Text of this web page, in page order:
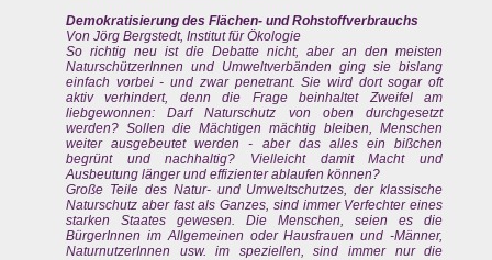
Demokratisierung des Flächen- und Rohstoffverbrauchs
Von Jörg Bergstedt, Institut für Ökologie
So richtig neu ist die Debatte nicht, aber an den meisten
NaturschützerInnen und Umweltverbänden ging sie bislang
einfach vorbei - und zwar penetrant. Sie wird dort sogar oft
aktiv verhindert, denn die Frage beinhaltet Zweifel am
liebgewonnen: Darf Naturschutz von oben durchgesetzt
werden? Sollen die Mächtigen mächtig bleiben, Menschen
weiter ausgebeutet werden - aber das alles ein bißchen
begrünt und nachhaltig? Vielleicht damit Macht und
Ausbeutung länger und effizienter ablaufen können?
Große Teile des Natur- und Umweltschutzes, der klassische
Naturschutz aber fast als Ganzes, sind immer Verfechter eines
starken Staates gewesen. Die Menschen, seien es die
BürgerInnen im Allgemeinen oder Hausfrauen und -Männer,
NaturnutzerInnen usw. im speziellen, sind immer nur die